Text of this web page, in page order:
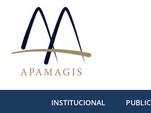
conteúdo
INSTITUCIONAL